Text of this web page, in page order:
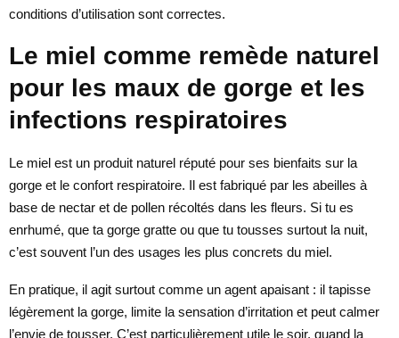
conditions d’utilisation sont correctes.
Le miel comme remède naturel
pour les maux de gorge et les
infections respiratoires
Le miel est un produit naturel réputé pour ses bienfaits sur la
gorge et le confort respiratoire. Il est fabriqué par les abeilles à
base de nectar et de pollen récoltés dans les fleurs. Si tu es
enrhumé, que ta gorge gratte ou que tu tousses surtout la nuit,
c’est souvent l’un des usages les plus concrets du miel.
En pratique, il agit surtout comme un agent apaisant : il tapisse
légèrement la gorge, limite la sensation d’irritation et peut calmer
l’envie de tousser. C’est particulièrement utile le soir, quand la